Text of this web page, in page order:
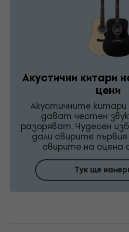
Акустични китари
цени
Акустичните китари
дават честен
разоряват. Чудесен
дали свирите първия
свирите на сцена
Тук ще